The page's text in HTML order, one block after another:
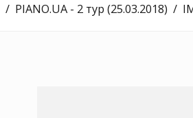
PIANO.UA - 2 тур (25.03.2018)